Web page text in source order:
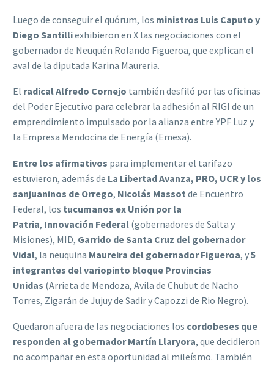
Luego de conseguir el quórum, los ministros Luis Caputo y
Diego Santilliexhibieron en X las negociaciones con el
gobernador de Neuquén Rolando Figueroa, que explican el
aval de la diputada Karina Maureria.
El radical Alfredo Cornejo también desfiló por las oficinas
del Poder Ejecutivo para celebrar la adhesión al RIGI de un
emprendimiento impulsado por la alianza entre YPF Luz y
la Empresa Mendocina de Energía (Emesa).
Entre los afirmativos para implementar el tarifazo
estuvieron, además de La Libertad Avanza, PRO, UCR y los
sanjuaninos de Orrego, Nicolás Massot de Encuentro
Federal, los tucumanos ex Unión por la
Patria, Innovación Federal (gobernadores de Salta y
Misiones), MID, Garrido de Santa Cruz del gobernador
Vidal, la neuquina Maureira del gobernador Figueroa, y5
integrantes del variopinto bloque Provincias
Unidas (Arrieta de Mendoza, Avila de Chubut de Nacho
Torres, Zigarán de Jujuy de Sadir y Capozzi de Rio Negro).
Quedaron afuera de las negociaciones los cordobeses que
responden al gobernador Martín Llaryora, que decidieron
no acompañar en esta oportunidad al mileísmo. También